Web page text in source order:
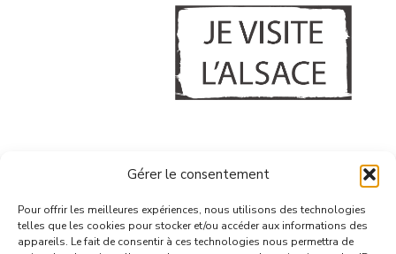
Gérer le consentement
Pour offrir les meilleures expériences, nous utilisons des technologies
telles que les cookies pour stocker et/ou accéder aux informations des
appareils. Le fait de consentir à ces technologies nous permettra de
CONFIDENTIALITE & COOKIES
GERER MES COOKIES
CONTACT